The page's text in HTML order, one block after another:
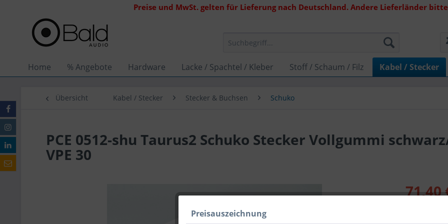
Preise und MwSt. gelten für Lieferung nach Deutschland. Andere Lieferländer
Home % Angebote Hardware Lacke / Spachtel / Kleber Stoff / Schaum / Filz Kabel / Stecker
Übersicht Kabel / Stecker Stecker & Buchsen Schuko
PCE 0512-shu Taurus2 Schuko Stecker Vollgummi
VPE 30
71,40
Preisauszeichnung